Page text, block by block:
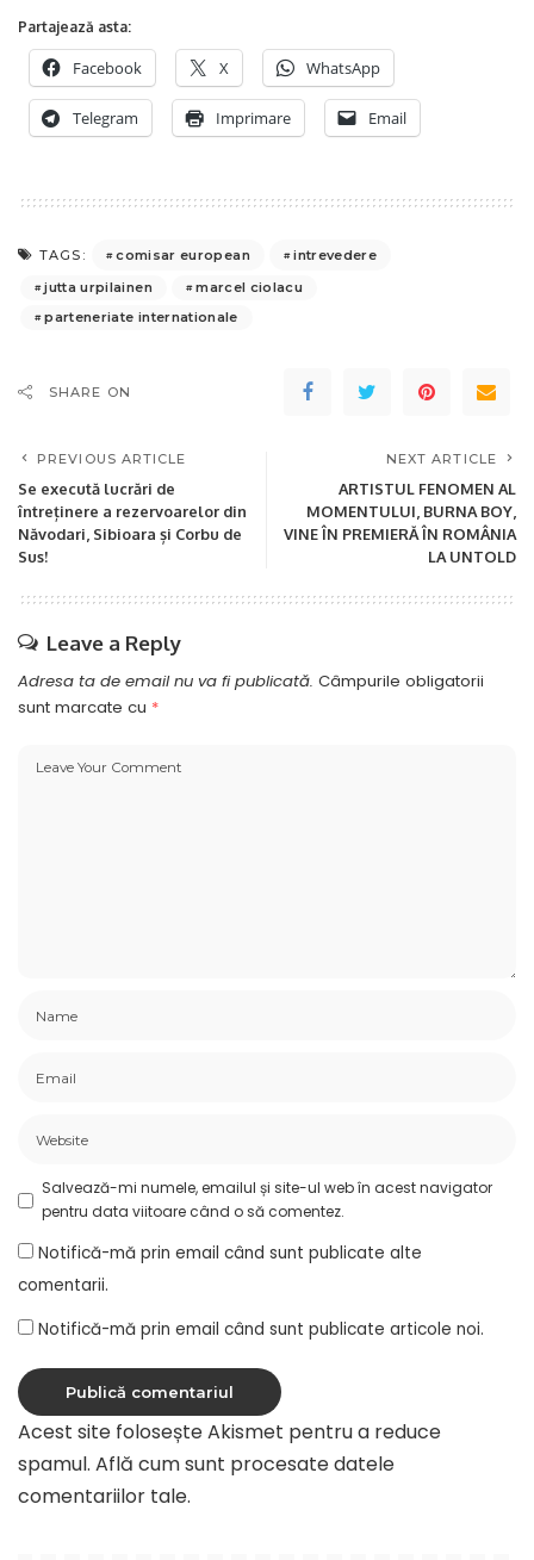
Partajează asta:
Facebook X WhatsApp
Telegram Imprimare Email
TAGS: comisar european
intrevedere
jutta urpilainen
marcel ciolacu
parteneriate internationale
SHARE ON
PREVIOUS ARTICLE
Se execută lucrări de
întreținere a rezervoarelor din
Năvodari, Sibioara și Corbu de
Sus!
NEXT ARTICLE
ARTISTUL FENOMEN AL
MOMENTULUI, BURNA BOY,
VINE ÎN PREMIERĂ ÎN ROMÂNIA
LA UNTOLD
Leave a Reply
Adresa ta de email nu va fi publicată. Câmpurile obligatorii
sunt marcate cu *
Salvează-mi numele, emailul și site-ul web în acest navigator
pentru data viitoare când o să comentez.
Notifică-mă prin email când sunt publicate alte
comentarii.
Notifică-mă prin email când sunt publicate articole noi.
Acest site folosește Akismet pentru a reduce
spamul. Află cum sunt procesate datele
comentariilor tale.